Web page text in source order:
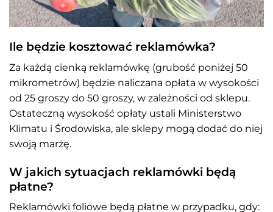
Ile będzie kosztować reklamówka?
Za każdą cienką reklamówkę (grubość poniżej 50
mikrometrów) będzie naliczana opłata w wysokości
od 25 groszy do 50 groszy, w zależności od sklepu.
Ostateczną wysokość opłaty ustali Ministerstwo
Klimatu i Środowiska, ale sklepy mogą dodać do niej
swoją marżę.
W jakich sytuacjach reklamówki będą
płatne?
Reklamówki foliowe będą płatne w przypadku, gdy: